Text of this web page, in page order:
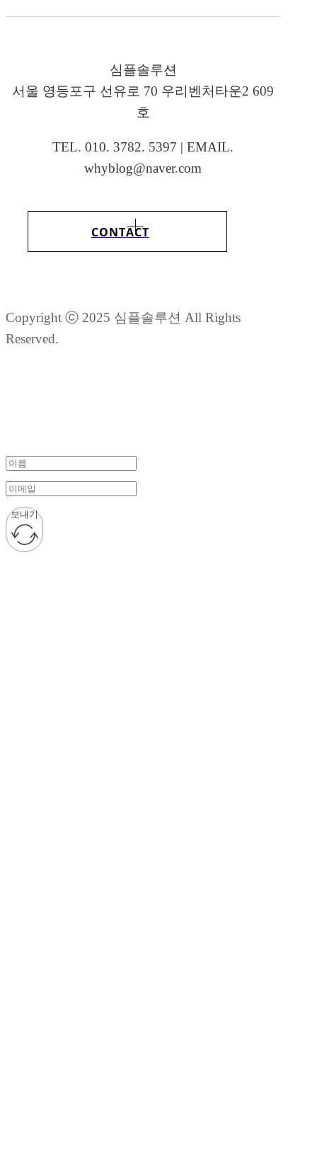
심플솔루션
서울 영등포구 선유로 70 우리벤처타운2 609
호
TEL. 010. 3782. 5397 | EMAIL.
whyblog@naver.com
CONTACT
Copyright ⓒ 2025 심플솔루션 All Rights
Reserved.
보내기